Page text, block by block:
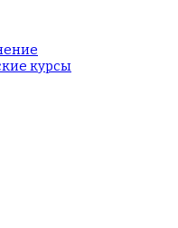
курсы